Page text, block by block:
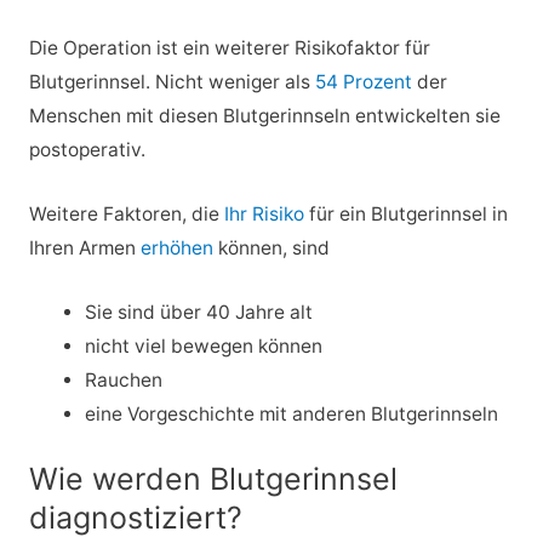
Die Operation ist ein weiterer Risikofaktor für
Blutgerinnsel. Nicht weniger als 54 Prozent der
Menschen mit diesen Blutgerinnseln entwickelten sie
postoperativ.
Weitere Faktoren, die Ihr Risikofür ein Blutgerinnsel in
Ihren Armen erhöhen können, sind
Sie sind über 40 Jahre alt
nicht viel bewegen können
Rauchen
eine Vorgeschichte mit anderen Blutgerinnseln
Wie werden Blutgerinnsel
diagnostiziert?